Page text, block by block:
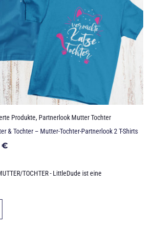
Produkte, Partnerlook Mutter Tochter
& Tochter – Mutter-Tochter-Partnerlook 2 T-Shirts
€
TOCHTER - LittleDude ist eine